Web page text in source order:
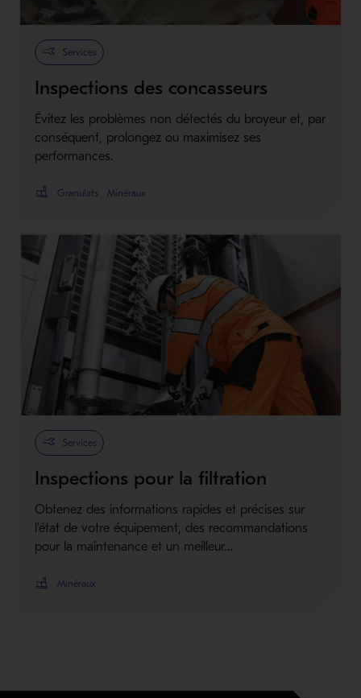
Services
Inspections des concasseurs
Évitez les problèmes non détectés du broyeur et, par
conséquent, prolongez ou maximisez ses
performances.
Granulats Minéraux
Services
Inspections pour la filtration
Obtenez des informations rapides et précises sur
l'état de votre équipement, des recommandations
pour la maintenance et un meilleur…
Minéraux